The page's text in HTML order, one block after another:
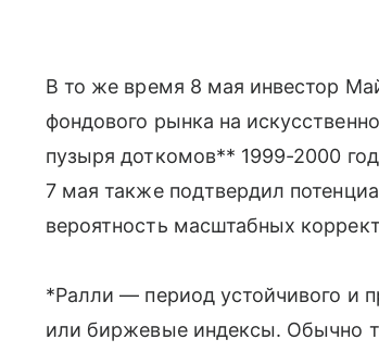
В то же время 8 мая инвестор
фондового рынка на
пузыря доткомов** 1999-2000
7 мая также подтвердил
вероятность масштабных
*Ралли — период устойчивого и
или биржевые индексы. Обычно